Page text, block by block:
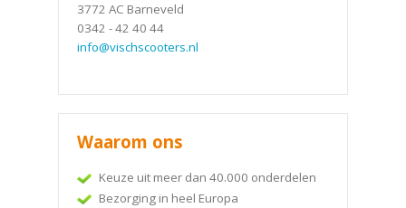
3772 AC Barneveld
0342 - 42 40 44
info@vischscooters.nl
Waarom ons
Keuze uit meer dan 40.000 onderdelen
Bezorging in heel Europa